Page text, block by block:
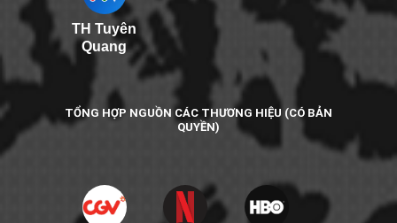
TH Tuyên
Quang
TỔNG HỢP NGUỒN CÁC THƯƠNG HIỆU (CÓ BẢN
QUYỀN)